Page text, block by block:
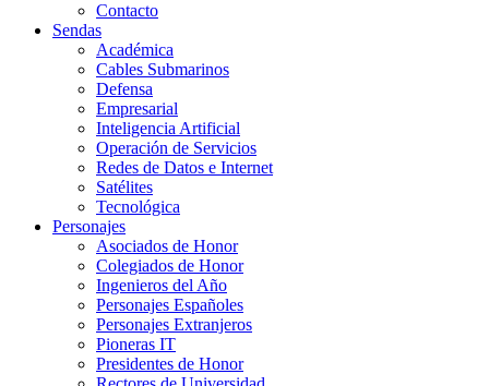
Contacto
Sendas
Académica
Cables Submarinos
Defensa
Empresarial
Inteligencia Artificial
Operación de Servicios
Redes de Datos e Internet
Satélites
Tecnológica
Personajes
Asociados de Honor
Colegiados de Honor
Ingenieros del Año
Personajes Españoles
Personajes Extranjeros
Pioneras IT
Presidentes de Honor